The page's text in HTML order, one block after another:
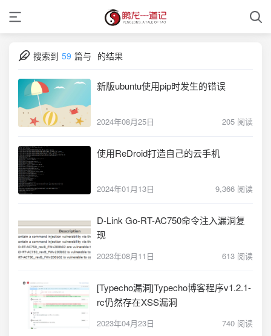
搜索到 59 篇与 的结果
新版ubuntu使用pip时发生的错误
2024年08月25日 205 阅读
使用ReDroid打造自己的云手机
2024年01月13日 9,366 阅读
D-Link Go-RT-AC750命令注入漏洞复
现
2023年08月11日 613 阅读
[Typecho漏洞]Typecho博客程序v1.2.1-
rc仍然存在XSS漏洞
2023年04月23日 740 阅读